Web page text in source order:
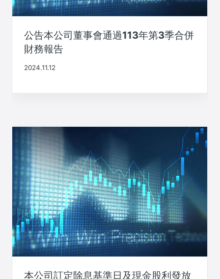
公告本公司董事會通過113年第3季合併
財務報告
2024.11.12
本公司訂定除息基準日及現金股利發放